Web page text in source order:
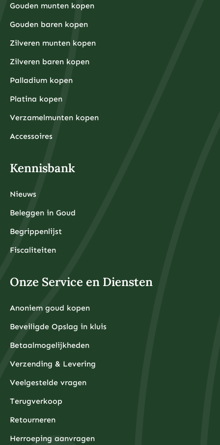
Gouden munten kopen
Gouden baren kopen
Zilveren munten kopen
Zilveren baren kopen
Palladium kopen
Platina kopen
Verzamelmunten kopen
Accessoires
Kennisbank
Nieuws
Beleggen in Goud
Begrippenlijst
Fiscaliteiten
Onze Service en Diensten
Anoniem goud kopen
Beveiligde Opslag in kluis
Betaalmogelijkheden
Verzending & Levering
Veelgestelde vragen
Terugverkoop
Retourneren
Herroeping aanvragen